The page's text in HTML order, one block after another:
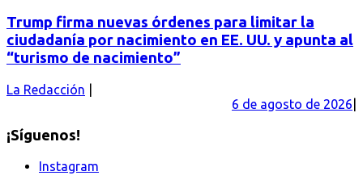
Trump firma nuevas órdenes para limitar la
ciudadanía por nacimiento en EE. UU. y apunta al
“turismo de nacimiento”
La Redacción
6 de agosto de 2026
¡Síguenos!
Instagram